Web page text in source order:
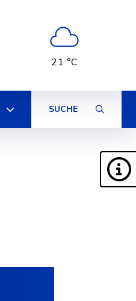
21 °C
SUCHE